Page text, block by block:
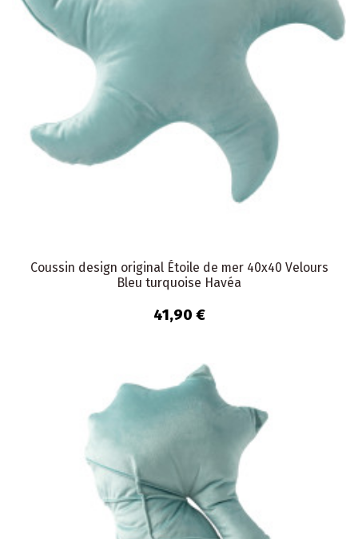
Coussin design original Étoile de mer 40x40 Velours
Bleu turquoise Havéa
41,90 €